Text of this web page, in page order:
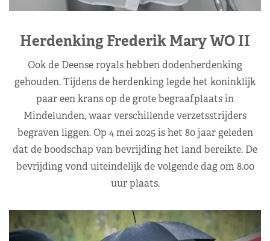
Herdenking Frederik Mary WO II
Ook de Deense royals hebben dodenherdenking
gehouden. Tijdens de herdenking legde het koninklijk
paar een krans op de grote begraafplaats in
Mindelunden, waar verschillende verzetsstrijders
begraven liggen. Op 4 mei 2025 is het 80 jaar geleden
dat de boodschap van bevrijding het land bereikte. De
bevrijding vond uiteindelijk de volgende dag om 8.00
uur plaats.